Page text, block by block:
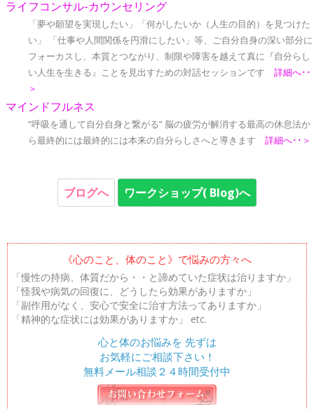
ライフコンサル-カウンセリング
「夢や願望を実現したい」「何がしたいか（人生の目的）を見つけた
い」 「仕事や人間関係を円滑にしたい」等、ご自分自身の深い部分に
フォーカスし、本質とつながり、制限や障害を越えて真に『自分らし
い人生を生きる』ことを見出すための対話セッションです 詳細へ･･
＞
マインドフルネス
”呼吸を通して自分自身と繋がる” 脳の疲労が解消する最高の休息法か
ら最終的には最終的には本来の自分らしさへと導きます 詳細へ･･＞
ブログへ ワークショップ( Blog)へ
《心のこと、体のこと》で悩みの方々へ
「慢性の持病、体質だから・・と諦めていた症状は治りますか」
「怪我や病気の回復に、どうしたら効果がありますか」
「副作用がなく、安心で安全に治す方法ってありますか」
「精神的な症状には効果がありますか」 etc.
心と体のお悩みを 先ずは
お気軽にご相談下さい！
無料メール相談２４時間受付中